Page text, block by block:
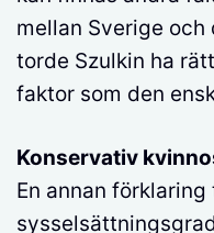
mellan Sverige
torde Szulkin ha
faktor som den
Konservativ
En annan